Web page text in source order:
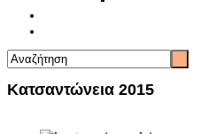
Κατσαντώνεια 2015